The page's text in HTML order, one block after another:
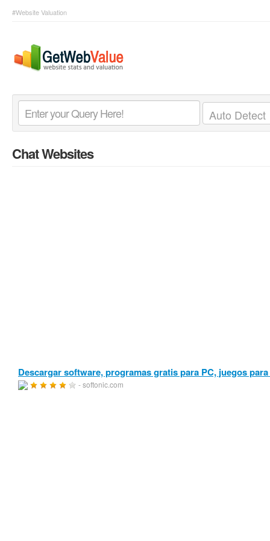
#Website Valuation
Chat Websites
Descargar software, programas gratis para PC, juegos
- softonic.com